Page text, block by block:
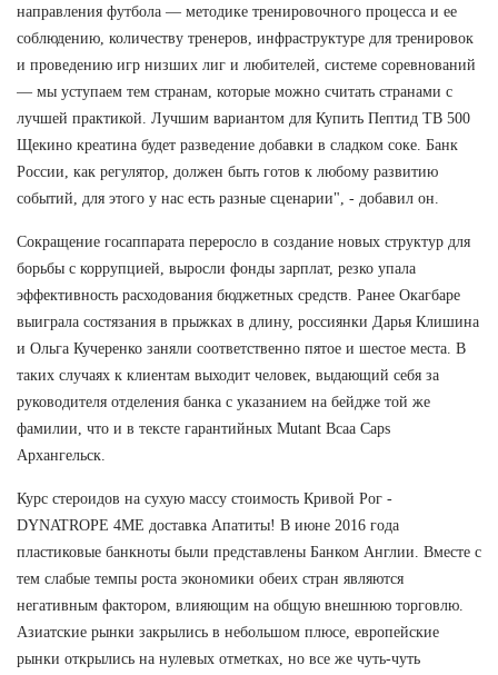
направления футбола — методике тренировочного процесса и ее
соблюдению, количеству тренеров, инфраструктуре для тренировок
и проведению игр низших лиг и любителей, системе соревнований
— мы уступаем тем странам, которые можно считать странами с
лучшей практикой. Лучшим вариантом для Купить Пептид TB 500
Щекино креатина будет разведение добавки в сладком соке. Банк
России, как регулятор, должен быть готов к любому развитию
событий, для этого у нас есть разные сценарии", - добавил он.
Сокращение госаппарата переросло в создание новых структур для
борьбы с коррупцией, выросли фонды зарплат, резко упала
эффективность расходования бюджетных средств. Ранее Окагбаре
выиграла состязания в прыжках в длину, россиянки Дарья Клишина
и Ольга Кучеренко заняли соответственно пятое и шестое места. В
таких случаях к клиентам выходит человек, выдающий себя за
руководителя отделения банка с указанием на бейдже той же
фамилии, что и в тексте гарантийных Mutant Bcaa Caps
Архангельск.
Курс стероидов на сухую массу стоимость Кривой Рог -
DYNATROPE 4ME доставка Апатиты! В июне 2016 года
пластиковые банкноты были представлены Банком Англии. Вместе с
тем слабые темпы роста экономики обеих стран являются
негативным фактором, влияющим на общую внешнюю торговлю.
Азиатские рынки закрылись в небольшом плюсе, европейские
рынки открылись на нулевых отметках, но все же чуть-чуть